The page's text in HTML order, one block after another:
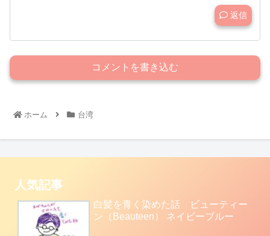
返信
コメントを書き込む
ホーム 台湾
人気記事
白髪を青く染めた話 ビューティー
ン（Beauteen） ネイビーブルー